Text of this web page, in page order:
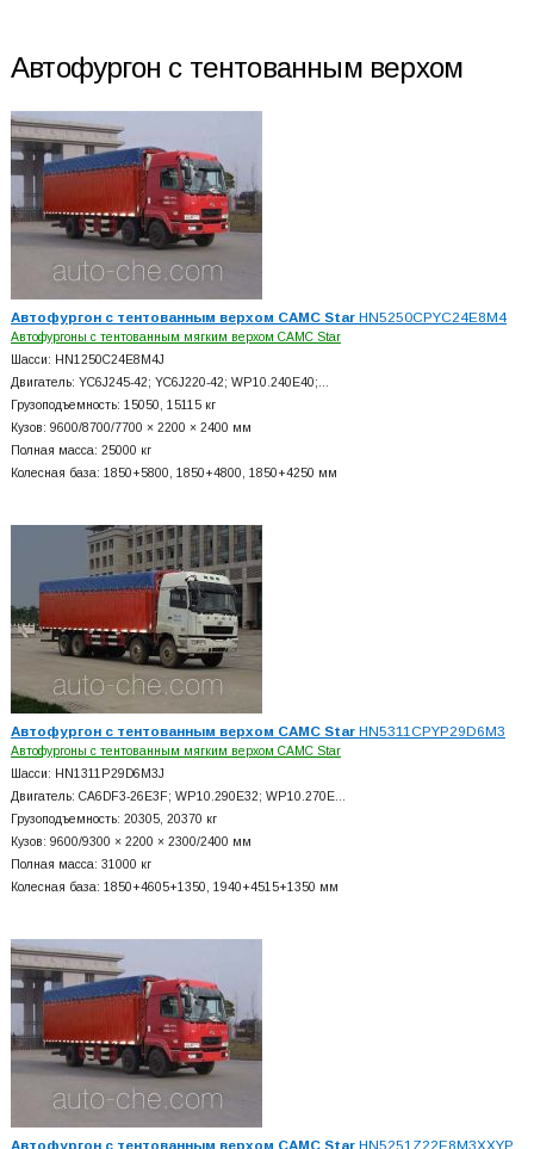
Автофургон с тентованным верхом
Автофургон с тентованным верхом CAMC StarHN5250CPYC24E8M4
Автофургоны с тентованным мягким верхом CAMC Star
Шасси: HN1250C24E8M4J
Двигатель: YC6J245-42; YC6J220-42; WP10.240E40;…
Грузоподъемность: 15050, 15115 кг
Кузов: 9600/8700/7700 × 2200 × 2400 мм
Полная масса: 25000 кг
Колесная база: 1850+5800, 1850+4800, 1850+4250 мм
Автофургон с тентованным верхом CAMC StarHN5311CPYP29D6M3
Автофургоны с тентованным мягким верхом CAMC Star
Шасси: HN1311P29D6M3J
Двигатель: CA6DF3-26E3F; WP10.290E32; WP10.270E…
Грузоподъемность: 20305, 20370 кг
Кузов: 9600/9300 × 2200 × 2300/2400 мм
Полная масса: 31000 кг
Колесная база: 1850+4605+1350, 1940+4515+1350 мм
Автофургон с тентованным верхом CAMC StarHN5251Z22E8M3XXYP